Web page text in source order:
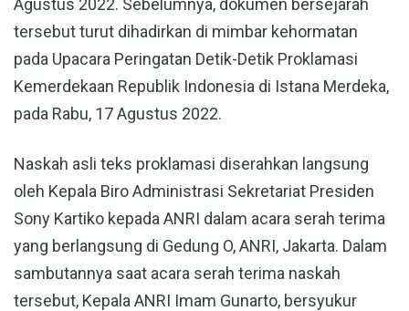
Agustus 2022. Sebelumnya, dokumen bersejarah
tersebut turut dihadirkan di mimbar kehormatan
pada Upacara Peringatan Detik-Detik Proklamasi
Kemerdekaan Republik Indonesia di Istana Merdeka,
pada Rabu, 17 Agustus 2022.
Naskah asli teks proklamasi diserahkan langsung
oleh Kepala Biro Administrasi Sekretariat Presiden
Sony Kartiko kepada ANRI dalam acara serah terima
yang berlangsung di Gedung O, ANRI, Jakarta. Dalam
sambutannya saat acara serah terima naskah
tersebut, Kepala ANRI Imam Gunarto, bersyukur